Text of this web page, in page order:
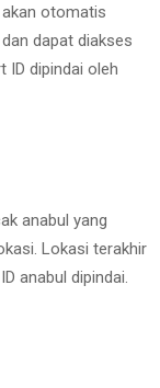
otomatis
dapat diakses
ID dipindai oleh
anabul yang
Lokasi terakhir
anabul dipindai.